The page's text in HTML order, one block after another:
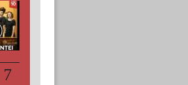
7